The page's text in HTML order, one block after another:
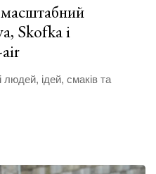
Skofka і
людей, ідей, смаків та